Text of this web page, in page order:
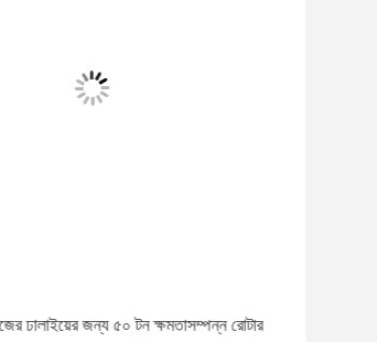
ঢালাইয়ের জন্য ৫০ টন ক্ষমতাসম্পন্ন রোটার